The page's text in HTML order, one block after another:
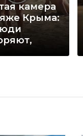
камера
Крыма: